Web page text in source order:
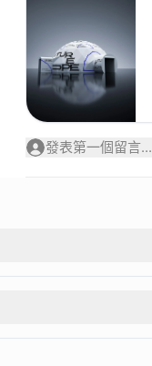
發表第一個留言...